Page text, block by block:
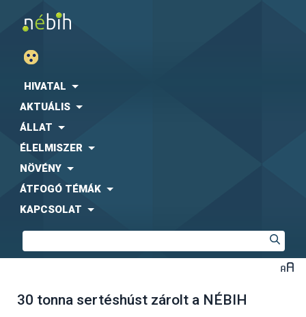
HIVATAL
AKTUÁLIS
ÁLLAT
ÉLELMISZER
NÖVÉNY
ÁTFOGÓ TÉMÁK
KAPCSOLAT
30 tonna sertéshúst zárolt a NÉBIH